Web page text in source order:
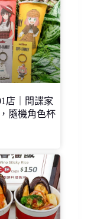
店｜間諜家
隨機角色杯